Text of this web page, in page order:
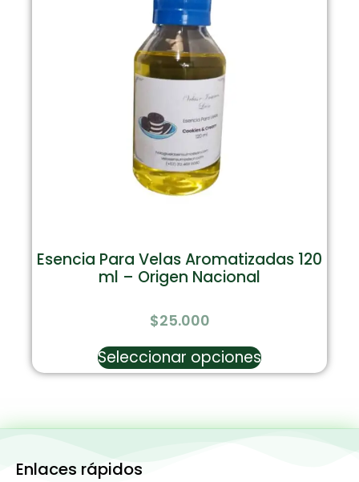
Esencia Para Velas Aromatizadas 120
ml – Origen Nacional
$25.000
Seleccionar opciones
Enlaces rápidos